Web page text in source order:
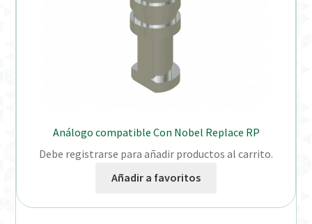
Análogo compatible Con Nobel Replace RP
Debe registrarse para añadir productos al carrito.
Añadir a favoritos